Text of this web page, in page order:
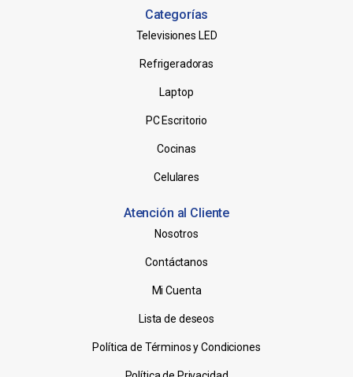
Categorías
Televisiones LED
Refrigeradoras
Laptop
PC Escritorio
Cocinas
Celulares
Atención al Cliente
Nosotros
Contáctanos
Mi Cuenta
Lista de deseos
Política de Términos y Condiciones